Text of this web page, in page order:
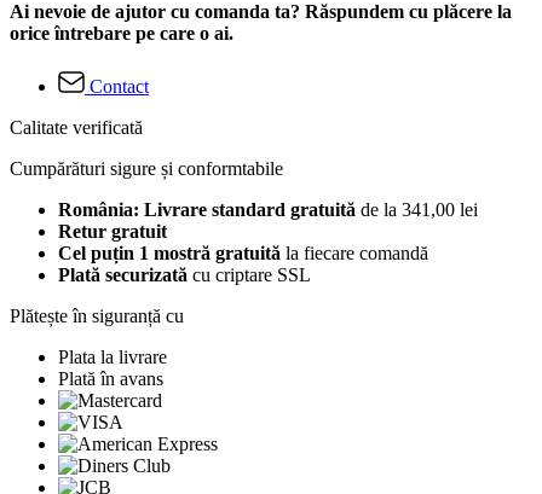
Ai nevoie de ajutor cu comanda ta? Răspundem cu plăcere la
orice întrebare pe care o ai.
Contact
Calitate verificată
Cumpărături sigure și conformtabile
România: Livrare standard gratuită de la 341,00 lei
Retur gratuit
Cel puțin 1 mostră gratuită la fiecare comandă
Plată securizată cu criptare SSL
Plătește în siguranță cu
Plata la livrare
Plată în avans